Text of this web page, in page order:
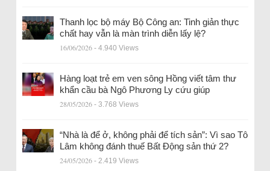
Thanh lọc bộ máy Bộ Công an: Tinh giản thực
chất hay vẫn là màn trình diễn lấy lệ?
16/06/2026 - 4.940 Views
Hàng loạt trẻ em ven sông Hồng viết tâm thư
khẩn cầu bà Ngô Phương Ly cứu giúp
28/05/2026 - 3.768 Views
“Nhà là để ở, không phải để tích sản”: Vì sao Tô
Lâm không đánh thuế Bất Động sản thứ 2?
24/05/2026 - 2.419 Views